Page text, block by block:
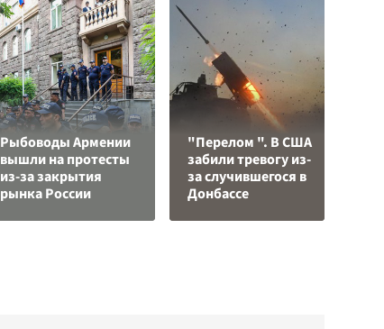
Рыбоводы Армении
вышли на протесты
из-за закрытия
рынка России
"Перелом ". В США
забили тревогу из-
за случившегося в
Донбассе